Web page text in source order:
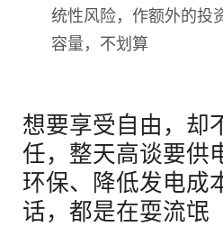
统性风险，作额外的投
容量，不划算
想要享受自由，却
任，整天高谈要供
环保、降低发电成
话，都是在耍流氓